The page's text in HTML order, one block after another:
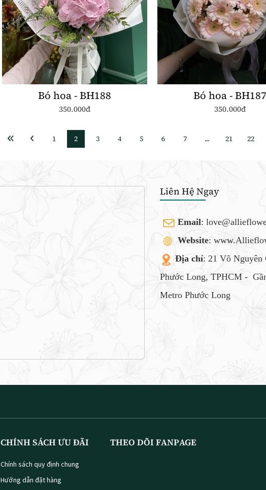
Bó hoa - BH188
350.000đ
Bó hoa - BH187
350.000đ
1 2 3 4 5 6 7 ... 21 22
Liên Hệ Ngay
Email:
Website:
Địa chỉ: 21 Võ Nguyên
Phước Long, TPHCM -
Metro Phước Long
CHÍNH SÁCH ƯU ĐÃI
Chính sách quy định chung
Hướng dẫn đặt hàng
THEO DÕI FANPAGE